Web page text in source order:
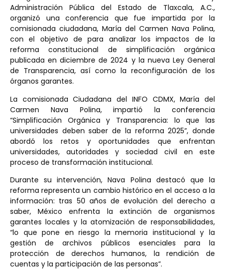
Administración Pública del Estado de Tlaxcala, A.C.,
organizó una conferencia que fue impartida por la
comisionada ciudadana, María del Carmen Nava Polina,
con el objetivo de para analizar los impactos de la
reforma constitucional de simplificación orgánica
publicada en diciembre de 2024 y la nueva Ley General
de Transparencia, así como la reconfiguración de los
órganos garantes.
La comisionada Ciudadana del INFO CDMX, María del
Carmen Nava Polina, impartió la conferencia
“Simplificación Orgánica y Transparencia: lo que las
universidades deben saber de la reforma 2025”, donde
abordó los retos y oportunidades que enfrentan
universidades, autoridades y sociedad civil en este
proceso de transformación institucional.
Durante su intervención, Nava Polina destacó que la
reforma representa un cambio histórico en el acceso a la
información: tras 50 años de evolución del derecho a
saber, México enfrenta la extinción de organismos
garantes locales y la atomización de responsabilidades,
“lo que pone en riesgo la memoria institucional y la
gestión de archivos públicos esenciales para la
protección de derechos humanos, la rendición de
cuentas y la participación de las personas”.